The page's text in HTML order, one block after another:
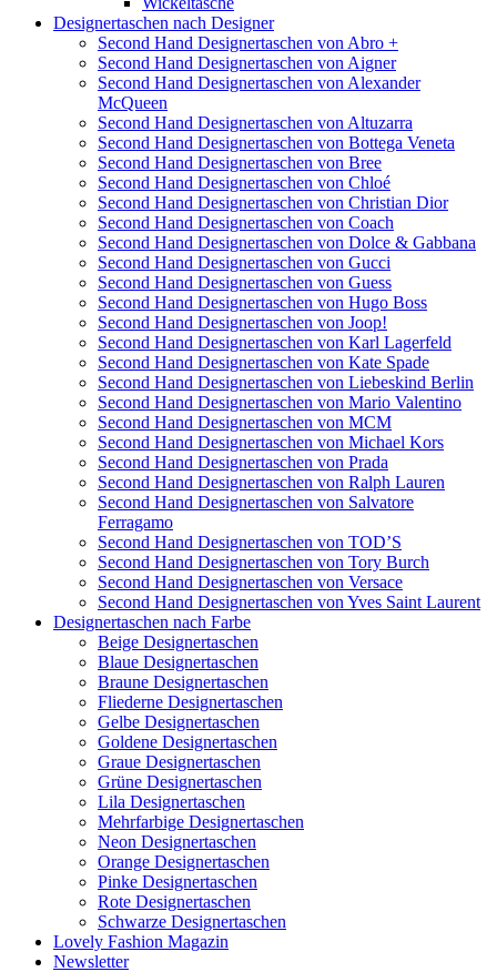
Designertaschen nach Designer
Second Hand Designertaschen von Abro +
Second Hand Designertaschen von Aigner
Second Hand Designertaschen von Alexander
McQueen
Second Hand Designertaschen von Altuzarra
Second Hand Designertaschen von Bottega Veneta
Second Hand Designertaschen von Bree
Second Hand Designertaschen von Chloé
Second Hand Designertaschen von Christian Dior
Second Hand Designertaschen von Coach
Second Hand Designertaschen von Dolce & Gabbana
Second Hand Designertaschen von Gucci
Second Hand Designertaschen von Guess
Second Hand Designertaschen von Hugo Boss
Second Hand Designertaschen von Joop!
Second Hand Designertaschen von Karl Lagerfeld
Second Hand Designertaschen von Kate Spade
Second Hand Designertaschen von Liebeskind Berlin
Second Hand Designertaschen von Mario Valentino
Second Hand Designertaschen von MCM
Second Hand Designertaschen von Michael Kors
Second Hand Designertaschen von Prada
Second Hand Designertaschen von Ralph Lauren
Second Hand Designertaschen von Salvatore
Ferragamo
Second Hand Designertaschen von TOD’S
Second Hand Designertaschen von Tory Burch
Second Hand Designertaschen von Versace
Second Hand Designertaschen von Yves Saint Laurent
Designertaschen nach Farbe
Beige Designertaschen
Blaue Designertaschen
Braune Designertaschen
Fliederne Designertaschen
Gelbe Designertaschen
Goldene Designertaschen
Graue Designertaschen
Grüne Designertaschen
Lila Designertaschen
Mehrfarbige Designertaschen
Neon Designertaschen
Orange Designertaschen
Pinke Designertaschen
Rote Designertaschen
Schwarze Designertaschen
Lovely Fashion Magazin
Newsletter